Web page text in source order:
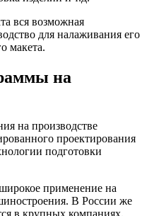
вся возможная
для налаживания его
макета.
на
на производстве
проектирования
подготовки
применение на
В России же